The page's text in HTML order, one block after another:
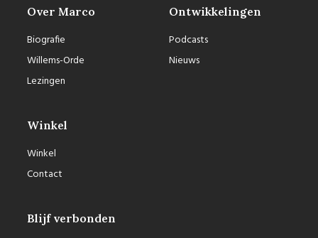
Over Marco
Biografie
Willems-Orde
Lezingen
Ontwikkelingen
Podcasts
Nieuws
Winkel
Winkel
Contact
Blijf verbonden